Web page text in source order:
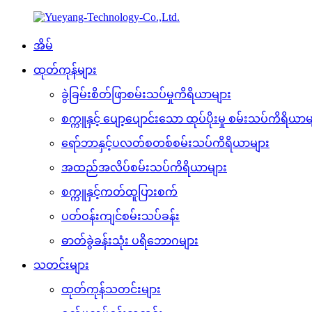
အိမ်
ထုတ်ကုန်များ
ခွဲခြမ်းစိတ်ဖြာစမ်းသပ်မှုကိရိယာများ
စက္ကူနှင့် ပျော့ပျောင်းသော ထုပ်ပိုးမှု စမ်းသပ်ကိရိယာမ
ရော်ဘာနှင့်ပလတ်စတစ်စမ်းသပ်ကိရိယာများ
အထည်အလိပ်စမ်းသပ်ကိရိယာများ
စက္ကူနှင့်ကတ်ထူပြားစက်
ပတ်ဝန်းကျင်စမ်းသပ်ခန်း
ဓာတ်ခွဲခန်းသုံး ပရိဘောဂများ
သတင်းများ
ထုတ်ကုန်သတင်းများ